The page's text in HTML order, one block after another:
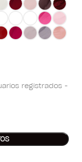
registrados -